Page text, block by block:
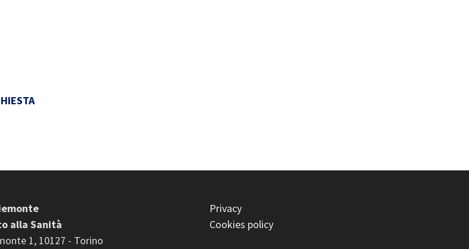
alla Sanità
1, 10127 - Torino
Privacy
Cookies policy